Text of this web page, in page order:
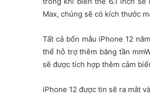
Max, chúng sẽ có kích thước
Tất cả bốn mẫu iPhone 12
thể hỗ trợ thêm băng tần
sẽ được tích hợp thêm cảm
iPhone 12 được tin sẽ ra mắt